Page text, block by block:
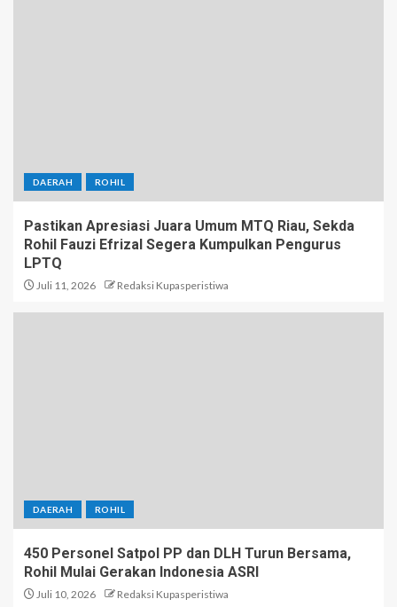
DAERAH ROHIL
Pastikan Apresiasi Juara Umum MTQ Riau, Sekda
Rohil Fauzi Efrizal Segera Kumpulkan Pengurus
LPTQ
Juli 11, 2026 Redaksi Kupasperistiwa
DAERAH ROHIL
450 Personel Satpol PP dan DLH Turun Bersama,
Rohil Mulai Gerakan Indonesia ASRI
Juli 10, 2026 Redaksi Kupasperistiwa